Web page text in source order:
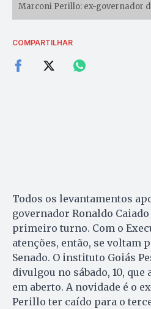
Marconi Perillo: ex-governador
COMPARTILHAR
Todos os levantamentos
governador Ronaldo
primeiro turno. Com o
atenções, então, se voltam
Senado. O instituto Goiás
divulgou no sábado, 10, que
em aberto. A novidade é o
Perillo ter caído para o